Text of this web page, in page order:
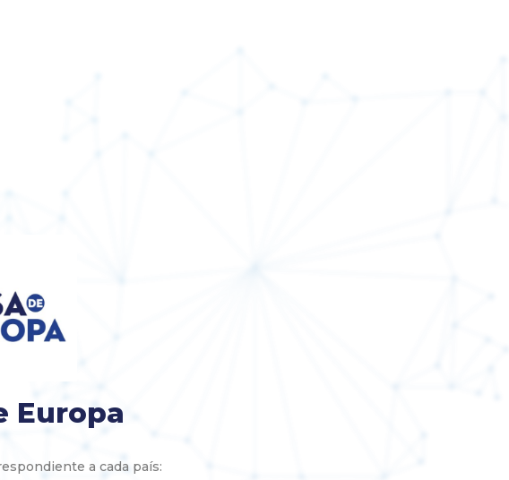
Europa
a cada país: